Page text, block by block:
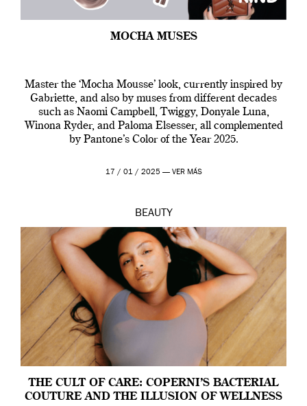
MOCHA MUSES
Master the ‘Mocha Mousse’ look, currently inspired by
Gabriette, and also by muses from different decades
such as Naomi Campbell, Twiggy, Donyale Luna,
Winona Ryder, and Paloma Elsesser, all complemented
by Pantone’s Color of the Year 2025.
17 / 01 / 2025 — VER MÁS
BEAUTY
THE CULT OF CARE: COPERNI’S BACTERIAL
COUTURE AND THE ILLUSION OF WELLNESS